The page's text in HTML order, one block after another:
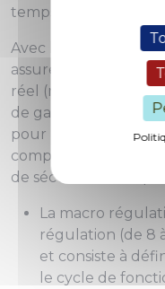
temps de "feu vert"
Avec l'arrivée de
assure la mise en
réel (macro et
de garantir les
pour les
compte des
de sécurité des
La macro
régulation (de 8
et consiste à
le cycle de